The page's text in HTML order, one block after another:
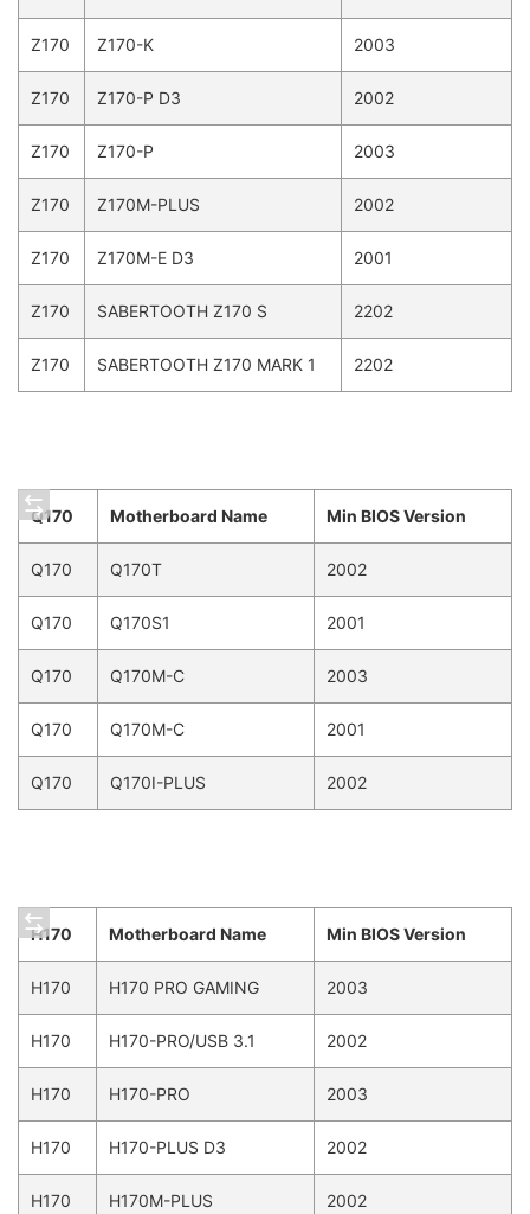
Z170 Z170-K 2003
Z170 Z170-P D3 2002
Z170 Z170-P 2003
Z170 Z170M-PLUS 2002
Z170 Z170M-E D3 2001
Z170 SABERTOOTH Z170 S 2202
Z170 SABERTOOTH Z170 MARK 1 2202
Q170 Motherboard Name Min BIOS Version
Q170 Q170T 2002
Q170 Q170S1 2001
Q170 Q170M-C 2003
Q170 Q170M-C 2001
Q170 Q170I-PLUS 2002
H170 Motherboard Name Min BIOS Version
H170 H170 PRO GAMING 2003
H170 H170-PRO/USB 3.1 2002
H170 H170-PRO 2003
H170 H170-PLUS D3 2002
H170 H170M-PLUS 2002